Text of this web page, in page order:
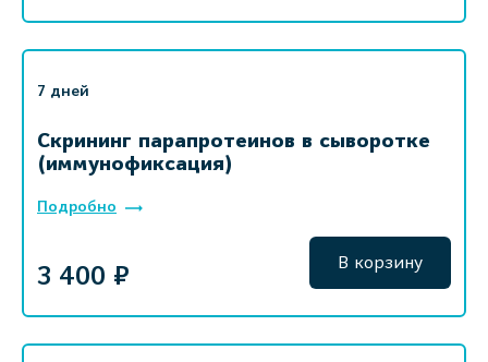
7 дней
Скрининг парапротеинов в сыворотке
(иммунофиксация)
Подробно
3 400 ₽ В корзину